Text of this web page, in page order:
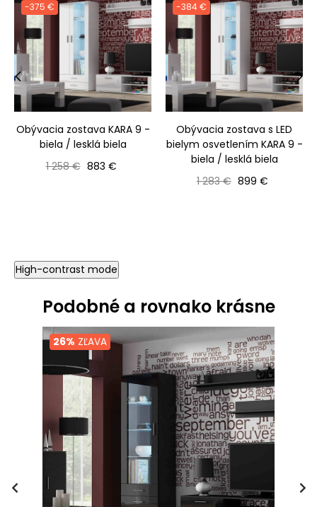
-375 €
Obývacia zostava KARA 9 -
biela / lesklá biela
Bežná cena
1 258 € Cena
883 €
-384 €
Obývacia zostava s LED
bielym osvetlením KARA 9 -
biela / lesklá biela
Bežná cena
1 283 € Cena
899 €
›
High-contrast mode
Podobné a rovnako krásne
26% ZĽAVA